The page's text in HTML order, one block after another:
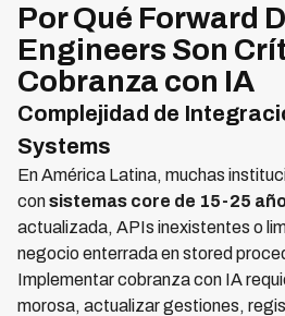
Por Qué Forward
Engineers Son
Cobranza con IA
Complejidad de
Systems
En América Latina, muchas
consistemas core de 15-25
actualizada, APIs inexistentes o
negocio enterrada en stored
Implementar cobranza con IA
morosa, actualizar gestiones,